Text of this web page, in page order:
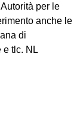
per le
anche le
di
e tlc. NL